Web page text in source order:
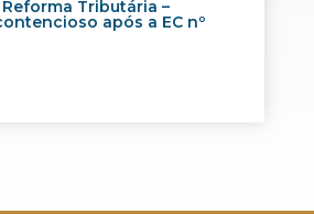
Tributária –
após a EC nº